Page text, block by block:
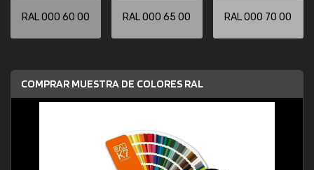
RAL 000 60 00 RAL 000 65 00 RAL 000 70 00
COMPRAR MUESTRA DE COLORES RAL